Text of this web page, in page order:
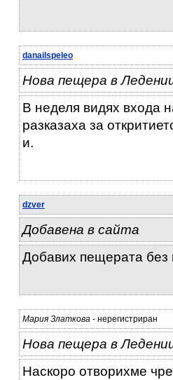
danailspeleo
Нова пещера в
В неделя видях входа
разказаха за
и.
dzver
Добавена в сайта
Добавих пещерата без
Мария Златкова - нерегистриран
Нова пещера в
Наскоро отворихме